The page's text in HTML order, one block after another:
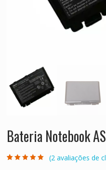
Bateria Notebook
(2avaliações de